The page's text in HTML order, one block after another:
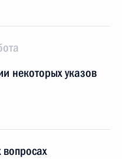
некоторых указов